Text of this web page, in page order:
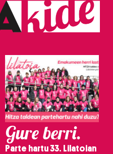
Gure berri.
Parte hartu 33. Lilatoian